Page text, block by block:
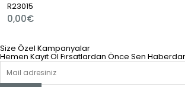
R23015
0,00€
Size Özel Kampanyalar
Hemen Kayıt Ol Fırsatlardan Önce Sen